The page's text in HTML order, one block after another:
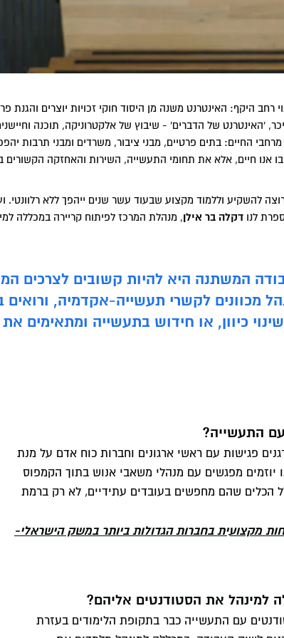
היקף: האינטרנט משנה מן היסוד חוקי זכויות יוצרים והגנת
'האינטרנט של הדברים' - שיבוץ של אלקטרוניקה, תוכנה
החיים: בתים פרטיים, מבני ציבור, משרדים ומבני תרבות
אנו חיים, אלא את תחומי התעשייה, השירות והאחזקה הקשורים
להשקיע וללמוד מקצוע שבעוד עשר שנים ייהפך ללא רלוונטי.
לנו דקלה בר אילן, מנהלת המרכז לפיתוח קריירה במכללה
המשתנה היא להיות קשובים לצרכים
מכוונים לקשרי תעשייה-אקדמיה, ורואים
כיוון, או חידוש בתעשייה ומתאימים
התעשייה?
פגישות עם ראשי ארגונים וחברות כוח אדם על מנת
מפגשים עם מנהלי משאבי אנוש בתוך הקמפוס
שהם מחפשים בעובדים עתידיים, לא רק ברמת
מקצועית בחברות הגדולות ביותר במשק הישראלי-
למינהל את הסטודנטים אליהם?
עם התעשייה כבר בתקופת הלימודים בעזרת